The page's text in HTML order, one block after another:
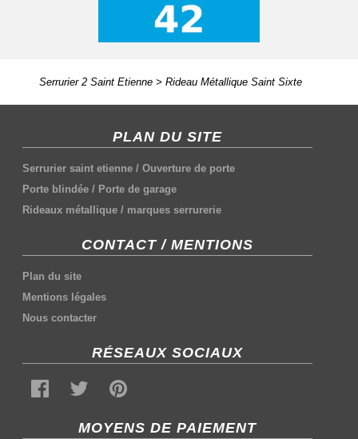
Serrurier 2 Saint Etienne> Rideau Métallique Saint Sixte
PLAN DU SITE
Serrurier saint etienne /Ouverture de porte
Porte blindée / Porte de garage
Rideaux métallique / marques serrurerie
CONTACT / MENTIONS
Plan du site
Mentions légales
Nous contacter
RÉSEAUX SOCIAUX
MOYENS DE PAIEMENT